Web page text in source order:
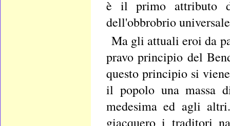
è il primo attributo
dell'obbrobrio
Ma gli attuali eroi da
pravo principio del
questo principio si
il popolo una massa
medesima ed agli
giacquero i traditori